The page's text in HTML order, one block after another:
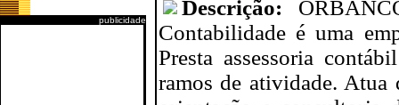
publicidade
Descrição:
Contabilidade é uma
Presta assessoria
ramos de atividade. Atua